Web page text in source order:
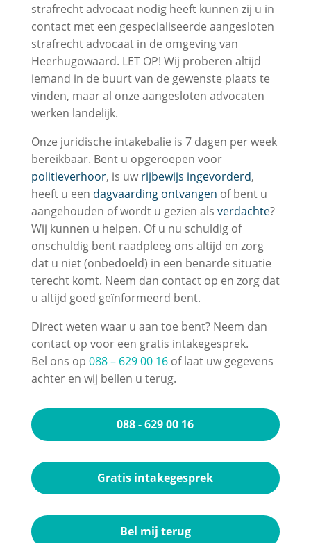
strafrecht advocaat nodig heeft kunnen zij u in
contact met een gespecialiseerde aangesloten
strafrecht advocaat in de omgeving van
Heerhugowaard. LET OP! Wij proberen altijd
iemand in de buurt van de gewenste plaats te
vinden, maar al onze aangesloten advocaten
werken landelijk.
Onze juridische intakebalie is 7 dagen per week
bereikbaar. Bent u opgeroepen voor
politieverhoor, is uw rijbewijs ingevorderd,
heeft u een dagvaarding ontvangen of bent u
aangehouden of wordt u gezien als verdachte?
Wij kunnen u helpen. Of u nu schuldig of
onschuldig bent raadpleeg ons altijd en zorg
dat u niet (onbedoeld) in een benarde situatie
terecht komt. Neem dan contact op en zorg dat
u altijd goed geïnformeerd bent.
Direct weten waar u aan toe bent? Neem dan
contact op voor een gratis intakegesprek.
Bel ons op 088 – 629 00 16of laat uw gegevens
achter en wij bellen u terug.
088 - 629 00 16
Gratis intakegesprek
Bel mij terug